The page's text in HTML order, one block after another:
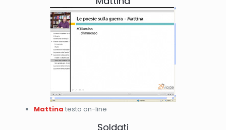
Mattina testo on-line
Soldati